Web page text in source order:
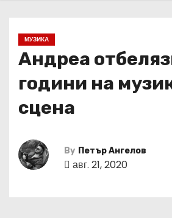
МУЗИКА
Андреа
години на
сцена
By Петър Ангелов
авг. 21, 2020